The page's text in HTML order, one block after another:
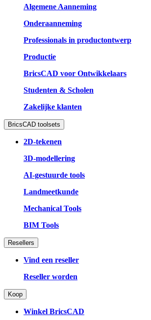
Algemene Aanneming
Onderaanneming
Professionals in productontwerp
Productie
BricsCAD voor Ontwikkelaars
Studenten & Scholen
Zakelijke klanten
BricsCAD toolsets
2D-tekenen
3D-modellering
AI-gestuurde tools
Landmeetkunde
Mechanical Tools
BIM Tools
Resellers
Vind een reseller
Reseller worden
Koop
Winkel BricsCAD